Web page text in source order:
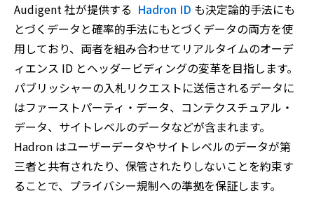
Audigent 社が提供する Hadron ID も決定論的手法にも
とづくデータと確率的手法にもとづくデータの両方を使
用しており、両者を組み合わせてリアルタイムのオーデ
ィエンス ID とヘッダービディングの変革を目指します。
パブリッシャーの入札リクエストに送信されるデータに
はファーストパーティ・データ、コンテクスチュアル・
データ、サイトレベルのデータなどが含まれます。
Hadron はユーザーデータやサイトレベルのデータが第
三者と共有されたり、保管されたりしないことを約束す
ることで、プライバシー規制への準拠を保証します。